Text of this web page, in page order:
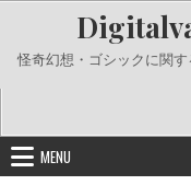
content
怪奇幻想・ゴシックに関
MENU